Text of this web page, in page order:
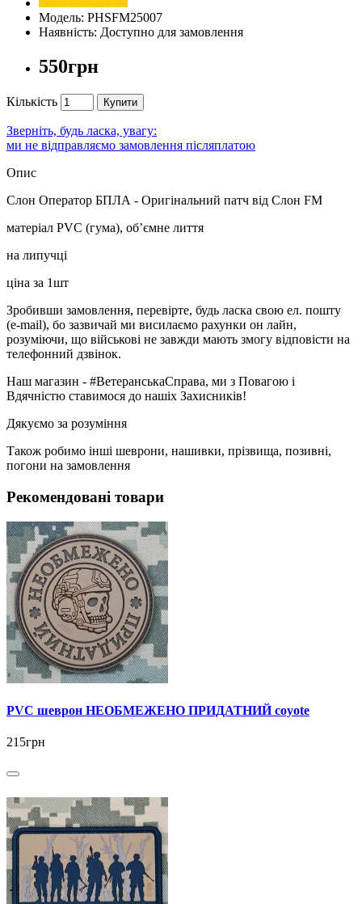
Модель: PHSFM25007
Наявність: Доступно для замовлення
550грн
Кількість Купити
Зверніть, будь ласка, увагу:
ми не відправляємо замовлення післяплатою
Опис
Слон Оператор БПЛА - Оригінальний патч від Слон FM
матеріал PVC (гума), об’ємне лиття
на липучці
ціна за 1шт
Зробивши замовлення, перевірте, будь ласка свою ел. пошту
(e-mail), бо зазвичай ми висилаємо рахунки он лайн,
розуміючи, що військові не завжди мають змогу відповісти на
телефонний дзвінок.
Наш магазин - #ВетеранськаСправа, ми з Повагою і
Вдячністю ставимося до нашіх Захисників!
Дякуємо за розуміння
Також робимо інші шеврони, нашивки, прізвища, позивні,
погони на замовлення
Рекомендовані товари
PVC шеврон НЕОБМЕЖЕНО ПРИДАТНИЙ coyote
215грн